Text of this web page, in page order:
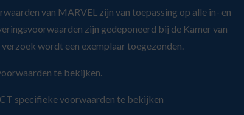
van MARVEL zijn van toepassing op alle in- en
zijn gedeponeerd bij de Kamer van
wordt een exemplaar toegezonden.
te bekijken.
specifieke voorwaarden te bekijken